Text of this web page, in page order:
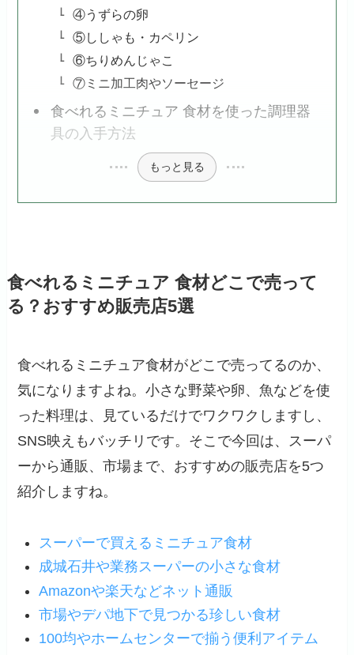
④うずらの卵
⑤ししゃも・カペリン
⑥ちりめんじゃこ
⑦ミニ加工肉やソーセージ
食べれるミニチュア 食材を使った調理器
具の入手方法
もっと見る
食べれるミニチュア 食材どこで売って
る？おすすめ販売店5選
食べれるミニチュア食材がどこで売ってるのか、
気になりますよね。小さな野菜や卵、魚などを使
った料理は、見ているだけでワクワクしますし、
SNS映えもバッチリです。そこで今回は、スーパ
ーから通販、市場まで、おすすめの販売店を5つ
紹介しますね。
スーパーで買えるミニチュア食材
成城石井や業務スーパーの小さな食材
Amazonや楽天などネット通販
市場やデパ地下で見つかる珍しい食材
100均やホームセンターで揃う便利アイテム